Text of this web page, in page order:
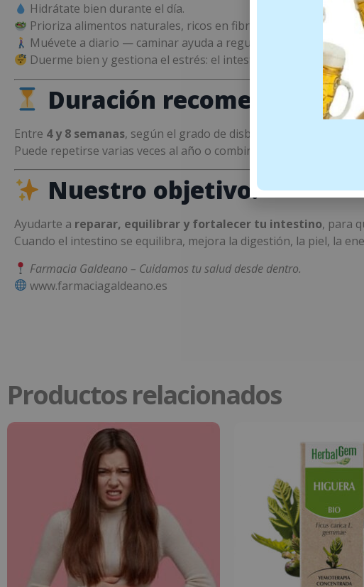
Hidrátate bien durante el día.
Prioriza alimentos naturales, ricos en fibra soluble y evita
Muévete a diario — caminar ayuda a regular el tránsito
Duerme bien y gestiona el estrés: el intestino y el sistema
Duración recomendada:
Entre 4 y 8 semanas, según el grado de disbiosis e inflamación.
Puede repetirse varias veces al año o combinarse con otros
Nuestro objetivo:
Ayudarte a reparar, equilibrar y fortalecer tu intestino, para
Cuando el intestino se equilibra, mejora la digestión, la piel, la
Farmacia Galdeano – Cuidamos tu salud desde dentro.
www.farmaciagaldeano.es
Productos relacionados